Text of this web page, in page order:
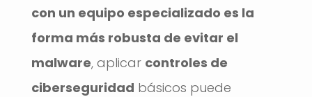
con un equipo especializado es la
forma más robusta de evitar el
malware, aplicar controles de
ciberseguridad básicos puede